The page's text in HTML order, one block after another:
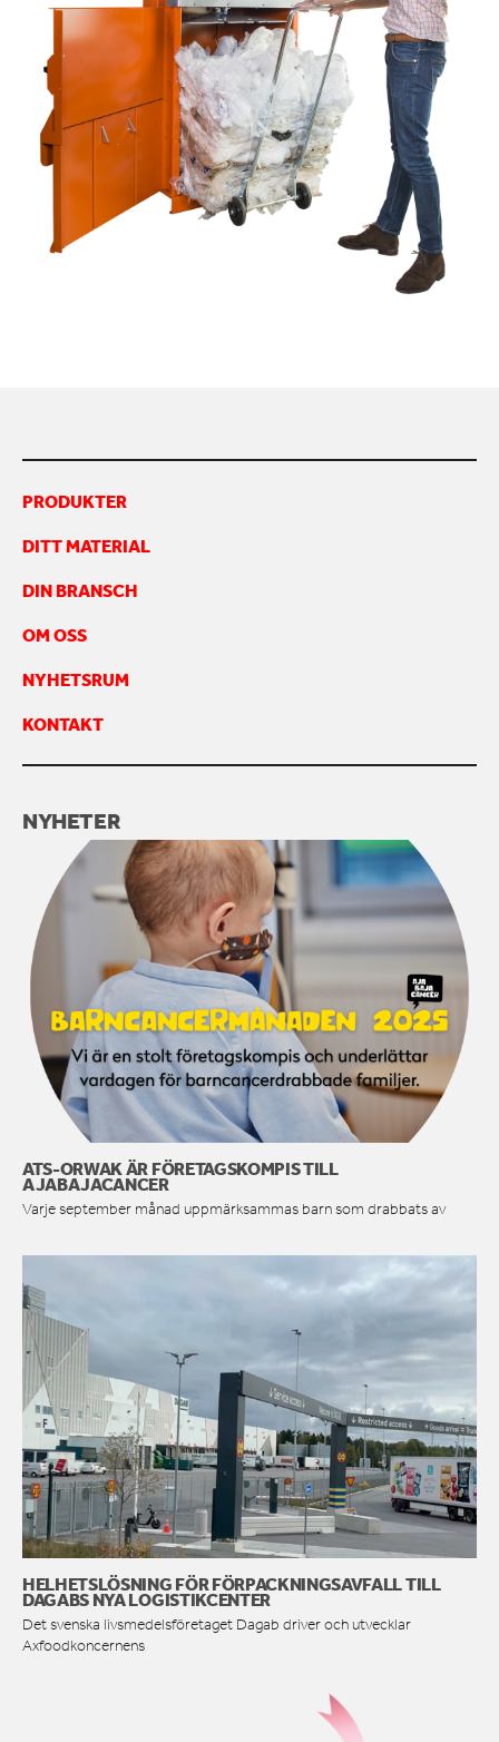
KONTAKTA OSS
PRODUKTER
DITT MATERIAL
DIN BRANSCH
OM OSS
NYHETSRUM
KONTAKT
NYHETER
ATS-ORWAK ÄR FÖRETAGSKOMPIS TILL
AJABAJACANCER
Varje september månad uppmärksammas barn som drabbats av
HELHETSLÖSNING FÖR FÖRPACKNINGSAVFALL TILL
DAGABS NYA LOGISTIKCENTER
Det svenska livsmedelsföretaget Dagab driver och utvecklar
Axfoodkoncernens